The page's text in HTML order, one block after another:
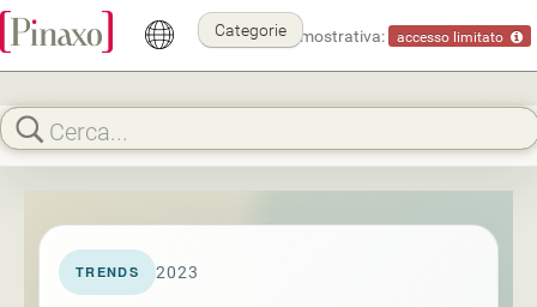
Modalità dimostrativa: accesso limitato
Categorie
TRENDS 2023